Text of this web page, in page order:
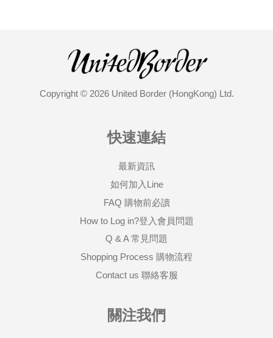
Copyright © 2026 United Border (HongKong) Ltd.
快速連結
最新資訊
如何加入Line
FAQ 購物前必讀
How to Log in?登入會員問題
Q & A 常見問題
Shopping Process 購物流程
Contact us 聯絡客服
關注我們